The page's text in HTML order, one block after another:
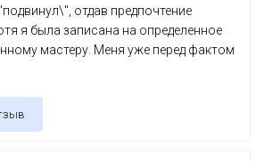
отдав предпочтение
я была записана на определенное
мастеру. Меня уже перед фактом